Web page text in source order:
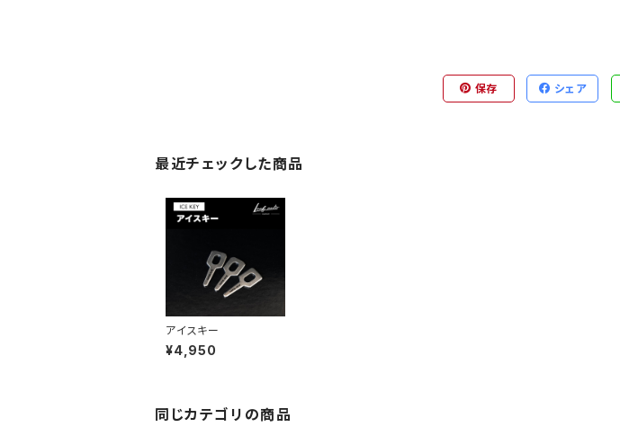
保存 シェア
最近チェックした商品
アイスキー
¥4,950
同じカテゴリの商品